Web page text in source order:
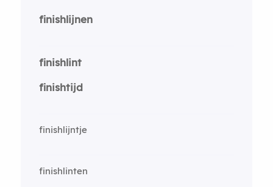
finishlijnen
finishlint
finishtijd
finishlijntje
finishlinten